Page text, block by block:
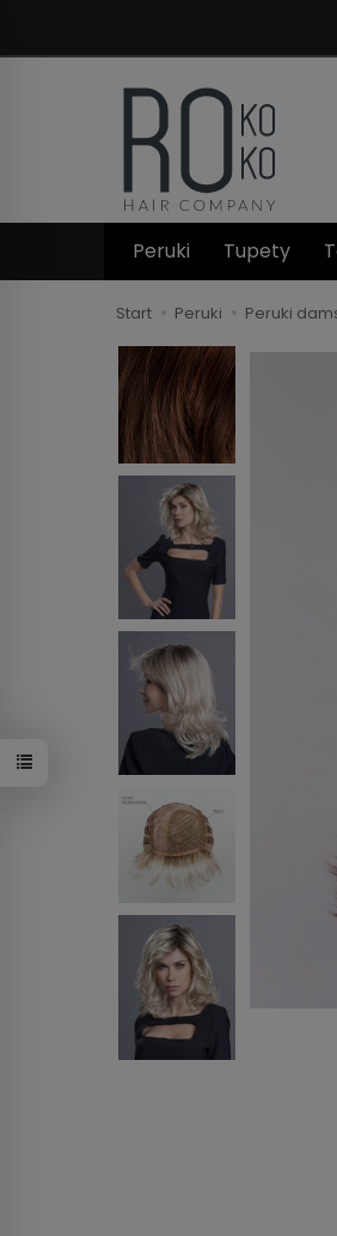
Peruki Tupety
Start Peruki Peruki